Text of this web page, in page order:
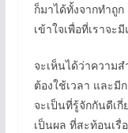
ก็มาได้ทั้งจากทำถู
เข้าใจเพื่อที่เราจะ
จะเห็นได้ว่าความส
ต้องใช้เวลา และมี
จะเป็นที่รู้จักกันดีเ
เป็นผล ที่สะท้อนเรื่